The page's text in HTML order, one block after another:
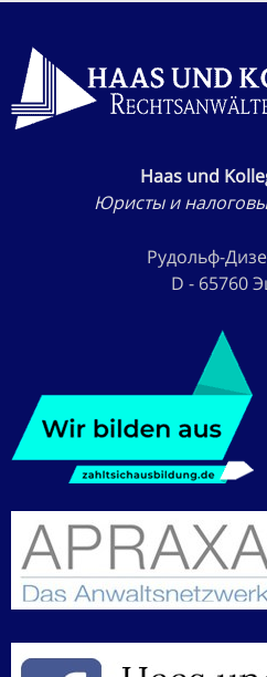
Haas und
Юристы и
Рудольф-
D - 65760